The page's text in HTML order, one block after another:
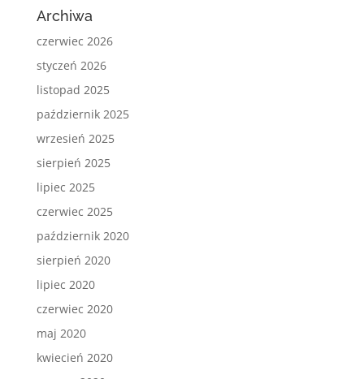
Archiwa
czerwiec 2026
styczeń 2026
listopad 2025
październik 2025
wrzesień 2025
sierpień 2025
lipiec 2025
czerwiec 2025
październik 2020
sierpień 2020
lipiec 2020
czerwiec 2020
maj 2020
kwiecień 2020